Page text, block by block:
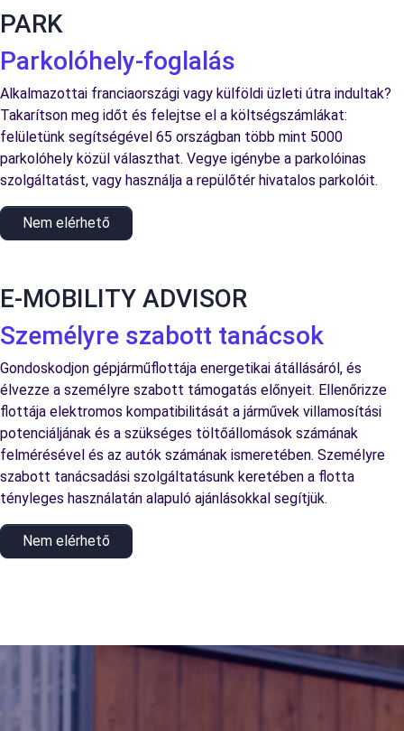
PARK
Parkolóhely-foglalás
Alkalmazottai franciaországi vagy külföldi üzleti útra indultak?
Takarítson meg időt és felejtse el a költségszámlákat:
felületünk segítségével 65 országban több mint 5000
parkolóhely közül választhat. Vegye igénybe a parkolóinas
szolgáltatást, vagy használja a repülőtér hivatalos parkolóit.
Nem elérhető
E-MOBILITY ADVISOR
Személyre szabott tanácsok
Gondoskodjon gépjárműflottája energetikai átállásáról, és
élvezze a személyre szabott támogatás előnyeit. Ellenőrizze
flottája elektromos kompatibilitását a járművek villamosítási
potenciáljának és a szükséges töltőállomások számának
felmérésével és az autók számának ismeretében. Személyre
szabott tanácsadási szolgáltatásunk keretében a flotta
tényleges használatán alapuló ajánlásokkal segítjük.
Nem elérhető